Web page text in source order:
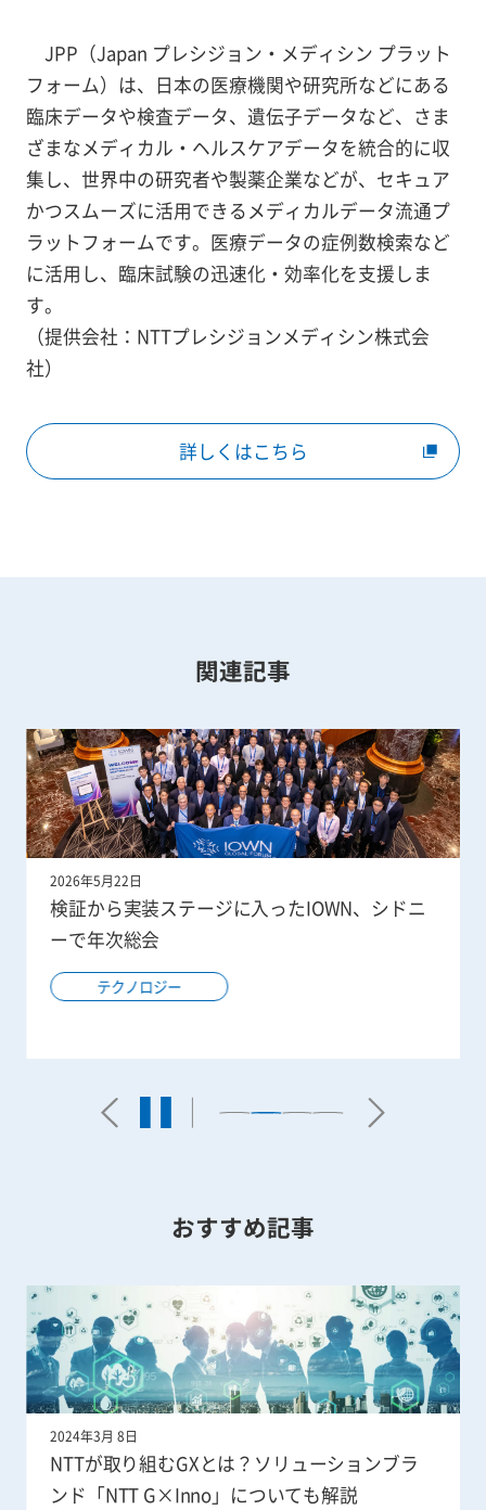
JPP（Japan プレシジョン・メディシン プラット
フォーム）は、日本の医療機関や研究所などにある
臨床データや検査データ、遺伝子データなど、さま
ざまなメディカル・ヘルスケアデータを統合的に収
集し、世界中の研究者や製薬企業などが、セキュア
かつスムーズに活用できるメディカルデータ流通プ
ラットフォームです。医療データの症例数検索など
に活用し、臨床試験の迅速化・効率化を支援しま
す。
（提供会社：NTTプレシジョンメディシン株式会
社）
詳しくはこちら
関連記事
2026年5月22日
検証から実装ステージに入ったIOWN、シドニ
ーで年次総会
テクノロジー
おすすめ記事
2024年3月 8日
NTTが取り組むGXとは？ソリューションブラ
ンド「NTT G×Inno」についても解説